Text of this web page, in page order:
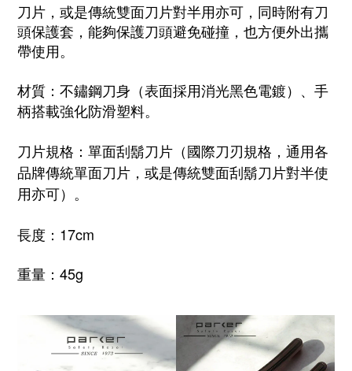
刀片，或是傳統雙面刀片對半用亦可，同時附有刀
頭保護套，能夠保護刀頭避免碰撞，也方便外出攜
帶使用。
材質：不鏽鋼刀身（表面採用消光黑色電鍍）、手
柄搭載強化防滑塑料。
刀片規格：單面刮鬍刀片（國際刀刃規格，通用各
品牌傳統單面刀片，或是傳統雙面刮鬍刀片對半使
用亦可）。
長度：17cm
重量：45g